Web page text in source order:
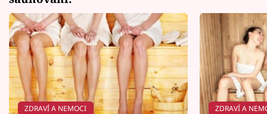
ZDRAVÍ A NEMOCI ZDRAVÍ A